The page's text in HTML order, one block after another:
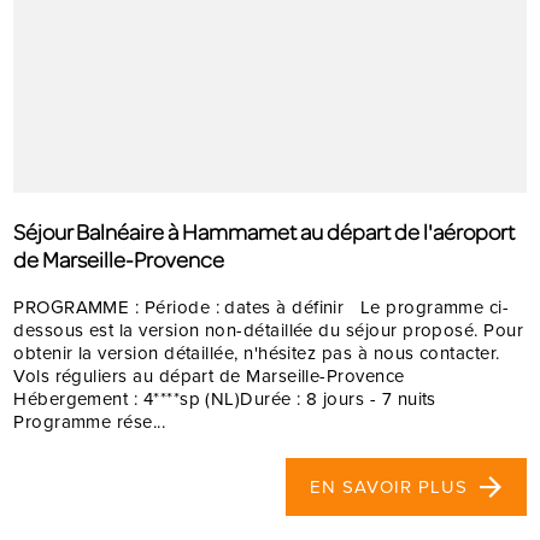
Séjour Balnéaire à Hammamet au départ de l'aéroport
de Marseille-Provence
PROGRAMME : Période : dates à définir Le programme ci-
dessous est la version non-détaillée du séjour proposé. Pour
obtenir la version détaillée, n'hésitez pas à nous contacter.
Vols réguliers au départ de Marseille-Provence
Hébergement : 4****sp (NL)Durée : 8 jours - 7 nuits
Programme rése...
EN SAVOIR PLUS